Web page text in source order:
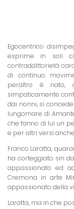
Egocentrico
esprime in soli
contraddittorietà
di continuo
peraltro è nato,
simpaticamente
dai nonni, si
lungomare di
che fanno di lui un
e per altri versi
Franco Laratta,
ha corteggiato sin
appassionato ed
Cremona in arte
appassionato della
Laratta, ma in che